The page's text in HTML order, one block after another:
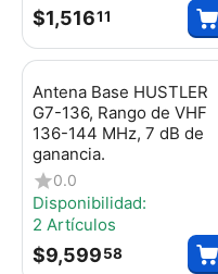
$1,51611
Antena Base HUSTLER
G7-136, Rango de VHF
136-144 MHz, 7 dB de
ganancia.
0.0
Disponibilidad:
2 Artículos
$9,59958